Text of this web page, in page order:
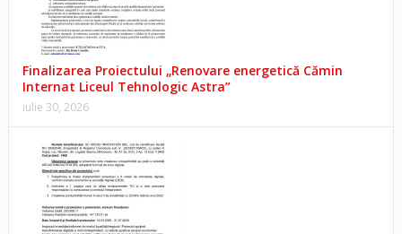
Finalizarea Proiectului „Renovare energetică Cămin
Internat Liceul Tehnologic Astra”
iulie 30, 2026